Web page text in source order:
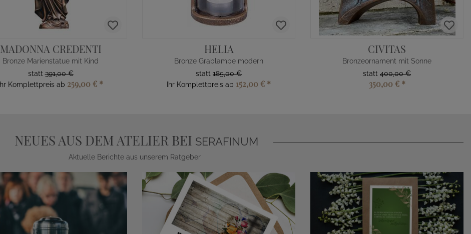
MADONNA CREDENTI
Bronze Marienstatue mit Kind
statt391,00 €
Ihr Komplettpreis ab 259,00 € *
HELIA
Bronze Grablampe modern
statt 185,00 €
Ihr Komplettpreis ab 152,00 € *
CIVITAS
Bronzeornament mit Sonne
statt 400,00 €
350,00 € *
NEUES AUS DEM ATELIER BEI SERAFINUM
Aktuelle Berichte aus unserem Ratgeber